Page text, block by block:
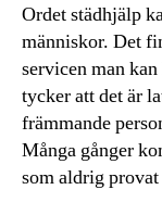
Ordet städhjälp
människor. Det
servicen man
tycker att det är
främmande
Många gånger
som aldrig